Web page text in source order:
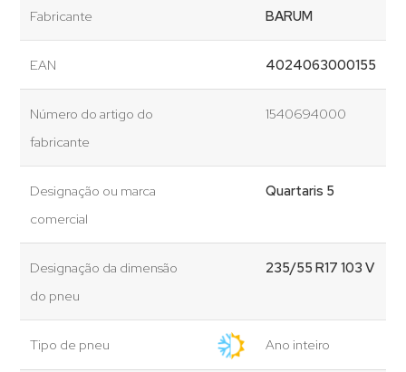
Fabricante BARUM
EAN 4024063000155
Número do artigo do
fabricante
1540694000
Designação ou marca
comercial
Quartaris 5
Designação da dimensão
do pneu
235/55 R17 103 V
Tipo de pneu Ano inteiro